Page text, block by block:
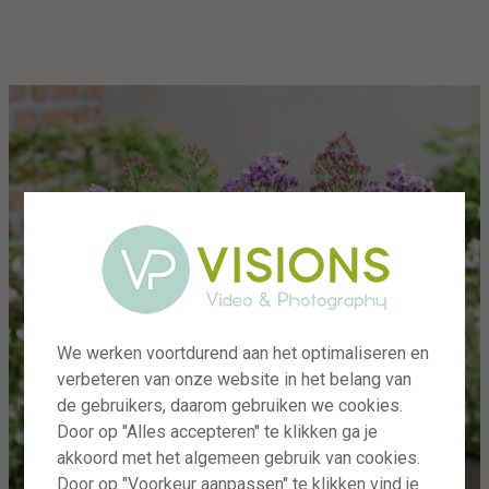
We werken voortdurend aan het optimaliseren en
verbeteren van onze website in het belang van
de gebruikers, daarom gebruiken we cookies.
Door op "Alles accepteren" te klikken ga je
akkoord met het algemeen gebruik van cookies.
Door op "Voorkeur aanpassen" te klikken vind je